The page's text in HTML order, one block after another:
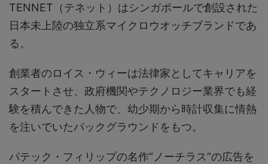
TENNET（テネット）はシンガポールで創設された
日本未上陸の独立系マイクロウオッチブランドであ
る。
創業者のロイス・ウィーは法律家としてキャリアを
スタートさせ、政府機関やテクノロジー業界でも経
験を積んできた人物で、幼少期から時計収集に情熱
を注いでいたバックグラウンドをもつ。
パテック・フィリップの名作“ノーチラス”の広告を